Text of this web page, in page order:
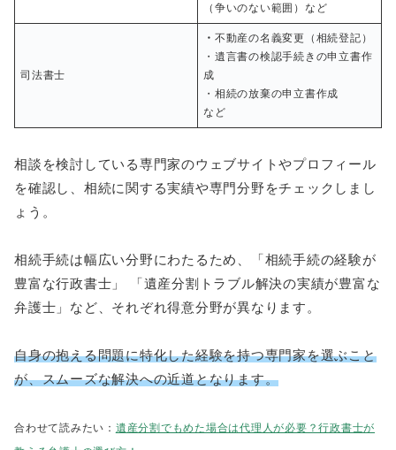
（争いのない範囲）など
司法書士
・ 不動産の名義変更（相続登記）
・遺言書の検認手続きの申立書作
成
・相続の放棄の申立書作成
など
相談を検討している専門家のウェブサイトやプロフィール
を確認し、相続に関する実績や専門分野をチェックしまし
ょう。
相続手続は幅広い分野にわたるため、「相続手続の経験が
豊富な行政書士」 「遺産分割トラブル解決の実績が豊富な
弁護士」など、それぞれ得意分野が異なります。
自身の抱える問題に特化した経験を持つ専門家を選ぶこと
が、スムーズな解決への近道となります。
合わせて読みたい： 遺産分割でもめた場合は代理人が必要？行政書士が